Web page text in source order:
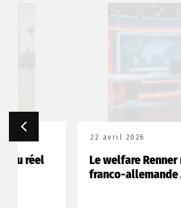
22 avril 2026
Le welfare Renner raconté
franco-allemande ARTE